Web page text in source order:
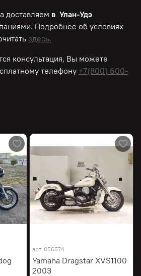
доставляем в Улан-Удэ
Подробнее об условиях
здесь.
консультация, Вы можете
телефону +7(800) 600-
арт. 056574
Yamaha Dragstar XVS1100
2003